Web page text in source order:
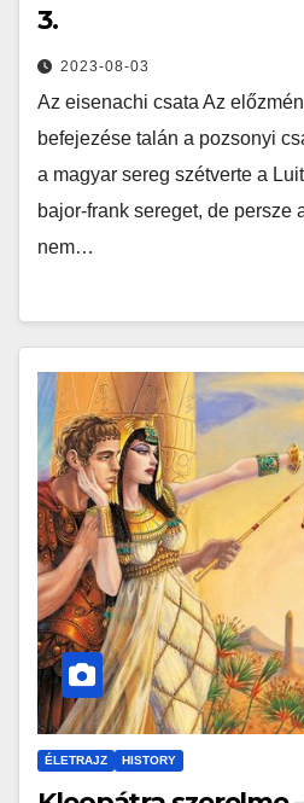
3.
2023-08-03
Az eisenachi csata Az
befejezése talán a pozsonyi
a magyar sereg szétverte a
bajor-frank sereget, de persze
nem…
ÉLETRAJZ HISTORY